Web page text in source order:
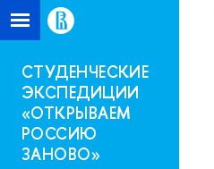
СТУДЕНЧЕСКИЕ
ЭКСПЕДИЦИИ
«ОТКРЫВАЕМ
РОССИЮ
ЗАНОВО»